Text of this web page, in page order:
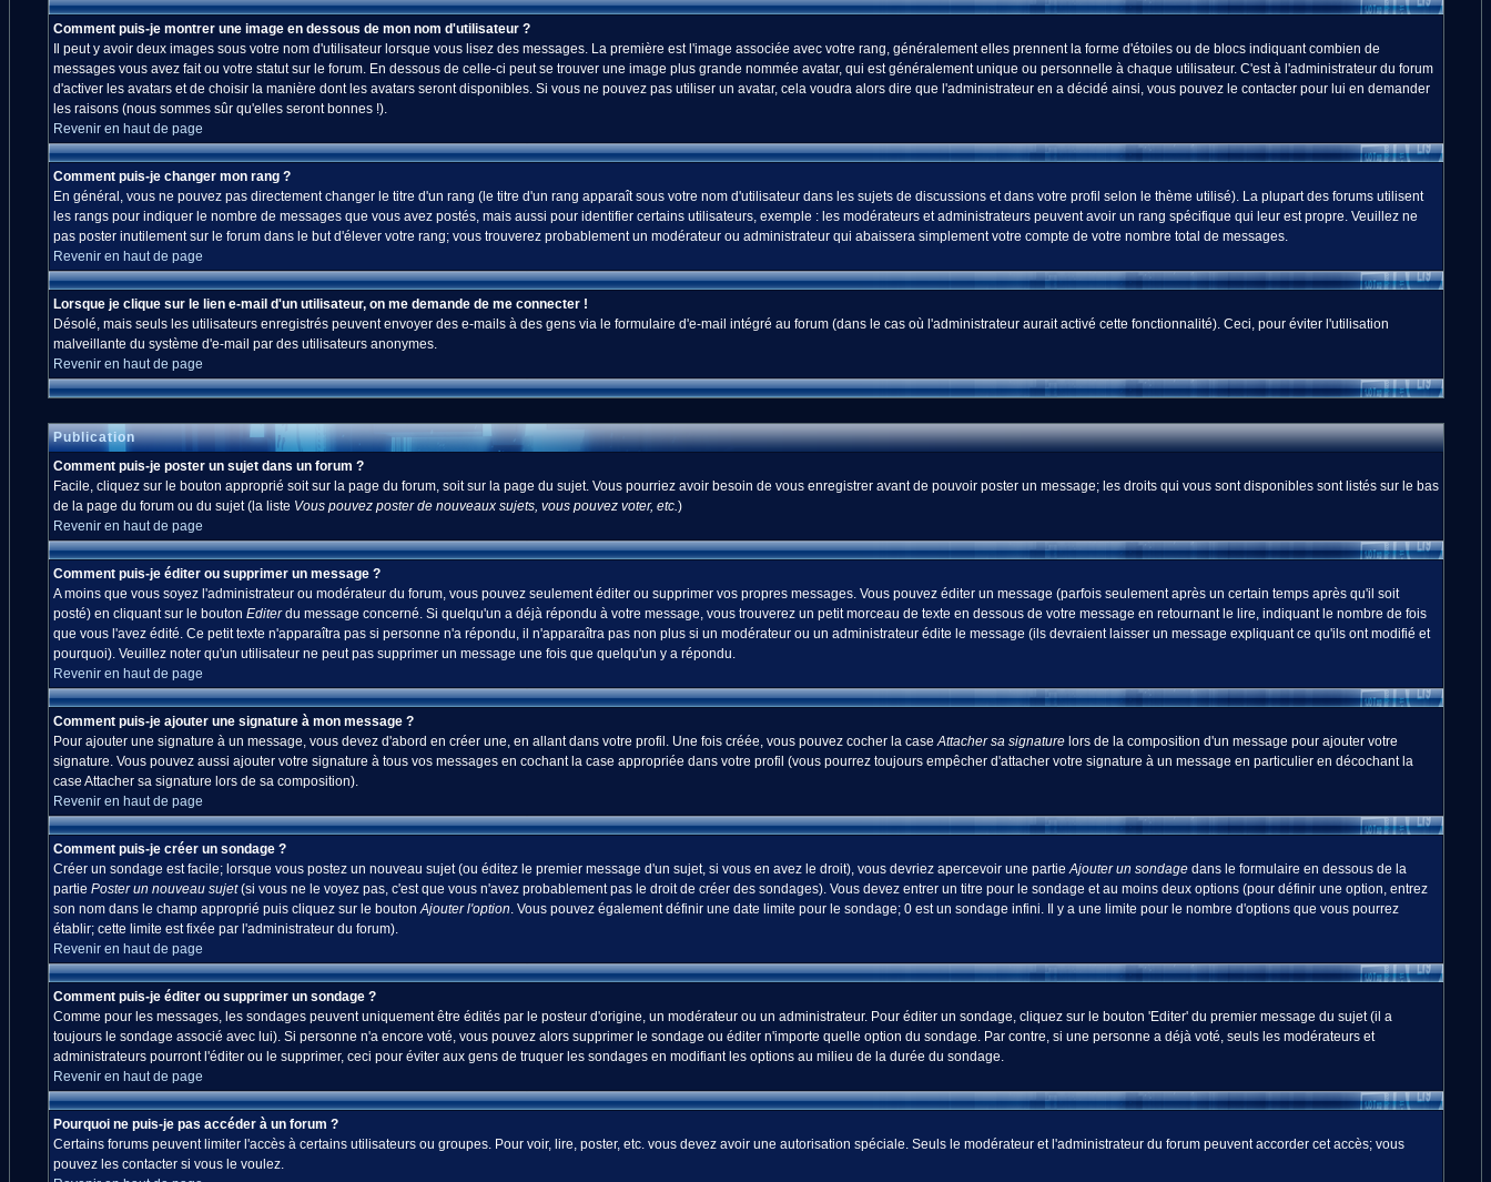
Comment puis-je montrer une image en dessous de mon nom d'utilisateur ?
Il peut y avoir deux images sous votre nom d'utilisateur lorsque vous lisez des messages. La première est l'image associée avec votre rang, généralement elles prennent la forme d'étoiles ou de blocs indiquant combien de
messages vous avez fait ou votre statut sur le forum. En dessous de celle-ci peut se trouver une image plus grande nommée avatar, qui est généralement unique ou personnelle à chaque utilisateur. C'est à l'administrateur du forum
d'activer les avatars et de choisir la manière dont les avatars seront disponibles. Si vous ne pouvez pas utiliser un avatar, cela voudra alors dire que l'administrateur en a décidé ainsi, vous pouvez le contacter pour lui en demander
les raisons (nous sommes sûr qu'elles seront bonnes !).
Revenir en haut de page
Comment puis-je changer mon rang ?
En général, vous ne pouvez pas directement changer le titre d'un rang (le titre d'un rang apparaît sous votre nom d'utilisateur dans les sujets de discussions et dans votre profil selon le thème utilisé). La plupart des forums utilisent
les rangs pour indiquer le nombre de messages que vous avez postés, mais aussi pour identifier certains utilisateurs, exemple : les modérateurs et administrateurs peuvent avoir un rang spécifique qui leur est propre. Veuillez ne
pas poster inutilement sur le forum dans le but d'élever votre rang; vous trouverez probablement un modérateur ou administrateur qui abaissera simplement votre compte de votre nombre total de messages.
Revenir en haut de page
Lorsque je clique sur le lien e-mail d'un utilisateur, on me demande de me connecter !
Désolé, mais seuls les utilisateurs enregistrés peuvent envoyer des e-mails à des gens via le formulaire d'e-mail intégré au forum (dans le cas où l'administrateur aurait activé cette fonctionnalité). Ceci, pour éviter l'utilisation
malveillante du système d'e-mail par des utilisateurs anonymes.
Revenir en haut de page
Publication
Comment puis-je poster un sujet dans un forum ?
Facile, cliquez sur le bouton approprié soit sur la page du forum, soit sur la page du sujet. Vous pourriez avoir besoin de vous enregistrer avant de pouvoir poster un message; les droits qui vous sont disponibles sont listés sur le bas
de la page du forum ou du sujet (la liste Vous pouvez poster de nouveaux sujets, vous pouvez voter, etc.)
Revenir en haut de page
Comment puis-je éditer ou supprimer un message ?
A moins que vous soyez l'administrateur ou modérateur du forum, vous pouvez seulement éditer ou supprimer vos propres messages. Vous pouvez éditer un message (parfois seulement après un certain temps après qu'il soit
posté) en cliquant sur le bouton Editerdu message concerné. Si quelqu'un a déjà répondu à votre message, vous trouverez un petit morceau de texte en dessous de votre message en retournant le lire, indiquant le nombre de fois
que vous l'avez édité. Ce petit texte n'apparaîtra pas si personne n'a répondu, il n'apparaîtra pas non plus si un modérateur ou un administrateur édite le message (ils devraient laisser un message expliquant ce qu'ils ont modifié et
pourquoi). Veuillez noter qu'un utilisateur ne peut pas supprimer un message une fois que quelqu'un y a répondu.
Revenir en haut de page
Comment puis-je ajouter une signature à mon message ?
Pour ajouter une signature à un message, vous devez d'abord en créer une, en allant dans votre profil. Une fois créée, vous pouvez cocher la caseAttacher sa signaturelors de la composition d'un message pour ajouter votre
signature. Vous pouvez aussi ajouter votre signature à tous vos messages en cochant la case appropriée dans votre profil (vous pourrez toujours empêcher d'attacher votre signature à un message en particulier en décochant la
case Attacher sa signature lors de sa composition).
Revenir en haut de page
Comment puis-je créer un sondage ?
Créer un sondage est facile; lorsque vous postez un nouveau sujet (ou éditez le premier message d'un sujet, si vous en avez le droit), vous devriez apercevoir une partieAjouter un sondagedans le formulaire en dessous de la
partie Poster un nouveau sujet(si vous ne le voyez pas, c'est que vous n'avez probablement pas le droit de créer des sondages). Vous devez entrer un titre pour le sondage et au moins deux options (pour définir une option, entrez
son nom dans le champ approprié puis cliquez sur le boutonAjouter l'option. Vous pouvez également définir une date limite pour le sondage; 0 est un sondage infini. Il y a une limite pour le nombre d'options que vous pourrez
établir; cette limite est fixée par l'administrateur du forum).
Revenir en haut de page
Comment puis-je éditer ou supprimer un sondage ?
Comme pour les messages, les sondages peuvent uniquement être édités par le posteur d'origine, un modérateur ou un administrateur. Pour éditer un sondage, cliquez sur le bouton 'Editer' du premier message du sujet (il a
toujours le sondage associé avec lui). Si personne n'a encore voté, vous pouvez alors supprimer le sondage ou éditer n'importe quelle option du sondage. Par contre, si une personne a déjà voté, seuls les modérateurs et
administrateurs pourront l'éditer ou le supprimer, ceci pour éviter aux gens de truquer les sondages en modifiant les options au milieu de la durée du sondage.
Revenir en haut de page
Pourquoi ne puis-je pas accéder à un forum ?
Certains forums peuvent limiter l'accès à certains utilisateurs ou groupes. Pour voir, lire, poster, etc. vous devez avoir une autorisation spéciale. Seuls le modérateur et l'administrateur du forum peuvent accorder cet accès; vous
pouvez les contacter si vous le voulez.